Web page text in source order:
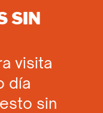
SIN
visita
día
sin